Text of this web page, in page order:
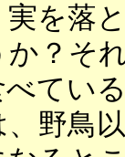
実を落
？そ
べてい
野鳥